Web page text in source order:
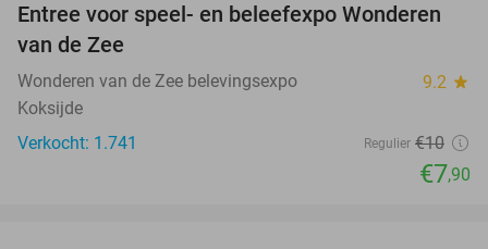
21%
Entree voor speel- en beleefexpo Wonderen
van de Zee
Wonderen van de Zee belevingsexpo 9.2 star
Koksijde
Verkocht: 1.741
Regulier €10
€7,90